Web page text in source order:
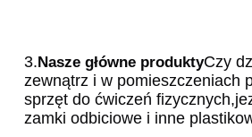
3. Nasze główne produktyCzy
zewnątrz i w pomieszczeniach
sprzęt do ćwiczeń
zamki odbiciowe i inne